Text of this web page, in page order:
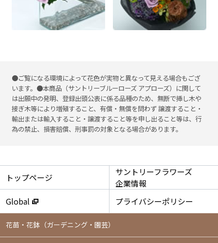
●ご覧になる環境によって花色が実物と異なって見える場合もござ
います。●本商品（サントリーブルーローズ アプローズ）に関して
は出願中の発明、登録出頭公表に係る品種のため、無断で挿し木や
接ぎ木等により増殖すること、有償・無償を問わず 譲渡すること・
輸出または輸入すること・譲渡すること等を申し出ること等は、行
為の禁止、損害賠償、刑事罰の対象となる場合があります。
トップページ
サントリーフラワーズ
企業情報
Global
プライバシーポリシー
花苗・花鉢 （ガーデニング・園芸）